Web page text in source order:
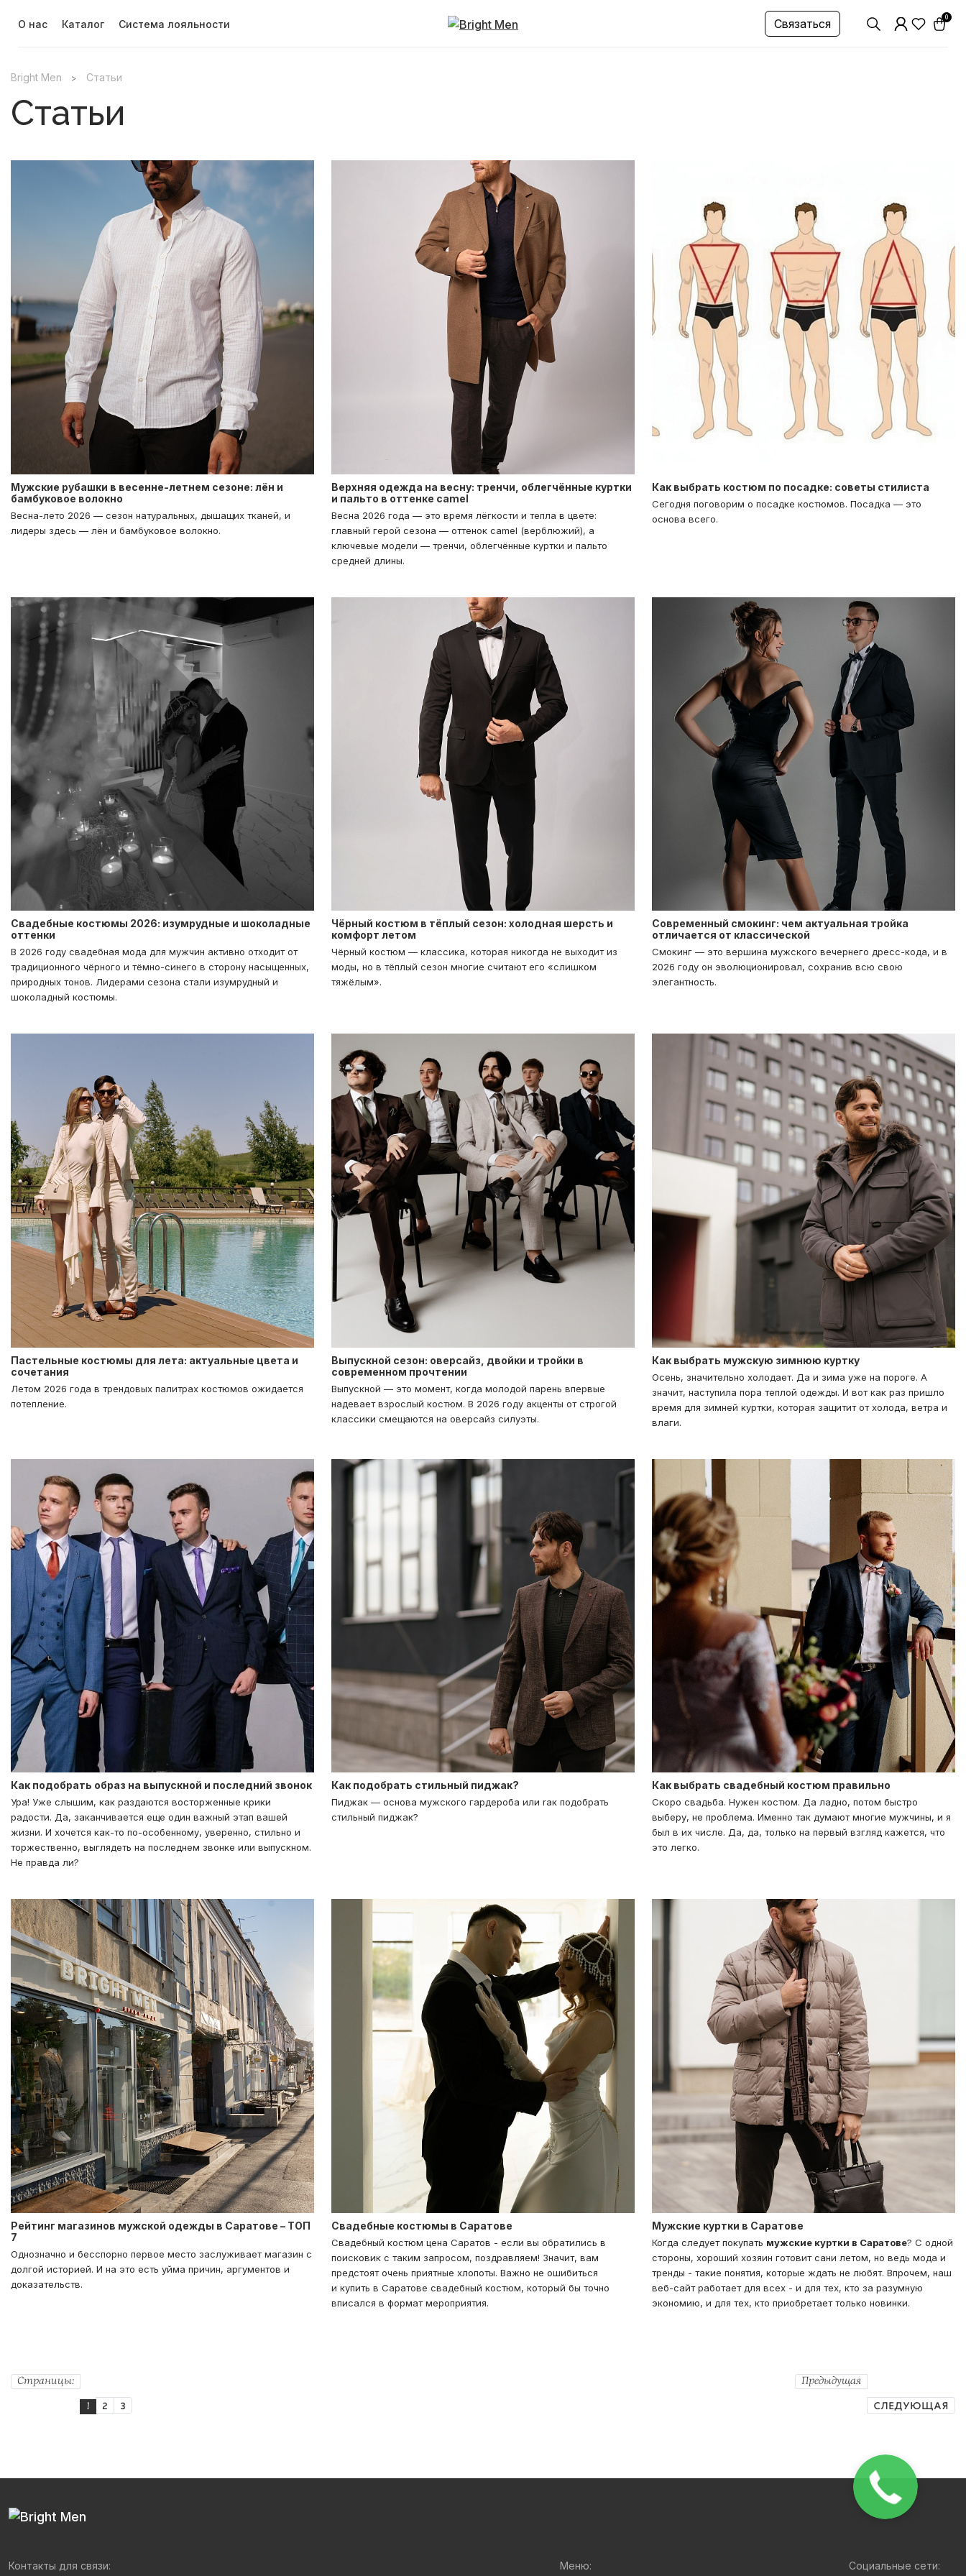
О нас Каталог Система лояльности Связаться 0
Bright Men > Статьи
Статьи
Мужские рубашки в весенне-летнем сезоне: лён и
бамбуковое волокно
Весна-лето 2026 — сезон натуральных, дышащих тканей, и
лидеры здесь — лён и бамбуковое волокно.
Верхняя одежда на весну: тренчи, облегчённые куртки
и пальто в оттенке camel
Весна 2026 года — это время лёгкости и тепла в цвете:
главный герой сезона — оттенок camel (верблюжий), а
ключевые модели — тренчи, облегчённые куртки и пальто
средней длины.
Как выбрать костюм по посадке: советы стилиста
Сегодня поговорим о посадке костюмов. Посадка — это
основа всего.
Свадебные костюмы 2026: изумрудные и шоколадные
оттенки
В 2026 году свадебная мода для мужчин активно отходит от
традиционного чёрного и тёмно-синего в сторону насыщенных,
природных тонов. Лидерами сезона стали изумрудный и
шоколадный костюмы.
Чёрный костюм в тёплый сезон: холодная шерсть и
комфорт летом
Чёрный костюм — классика, которая никогда не выходит из
моды, но в тёплый сезон многие считают его «слишком
тяжёлым».
Современный смокинг: чем актуальная тройка
отличается от классической
Смокинг — это вершина мужского вечернего дресс-кода, и в
2026 году он эволюционировал, сохранив всю свою
элегантность.
Пастельные костюмы для лета: актуальные цвета и
сочетания
Летом 2026 года в трендовых палитрах костюмов ожидается
потепление.
Выпускной сезон: оверсайз, двойки и тройки в
современном прочтении
Выпускной — это момент, когда молодой парень впервые
надевает взрослый костюм. В 2026 году акценты от строгой
классики смещаются на оверсайз силуэты.
Как выбрать мужскую зимнюю куртку
Осень, значительно холодает. Да и зима уже на пороге. А
значит, наступила пора теплой одежды. И вот как раз пришло
время для зимней куртки, которая защитит от холода, ветра и
влаги.
Как подобрать образ на выпускной и последний звонок
Ура! Уже слышим, как раздаются восторженные крики
радости. Да, заканчивается еще один важный этап вашей
жизни. И хочется как-то по-особенному, уверенно, стильно и
торжественно, выглядеть на последнем звонке или выпускном.
Не правда ли?
Как подобрать стильный пиджак?
Пиджак — основа мужского гардероба или rак подобрать
стильный пиджак?
Как выбрать свадебный костюм правильно
Скоро свадьба. Нужен костюм. Да ладно, потом быстро
выберу, не проблема. Именно так думают многие мужчины, и я
был в их числе. Да, да, только на первый взгляд кажется, что
это легко.
Рейтинг магазинов мужской одежды в Саратове – ТОП
7
Однозначно и бесспорно первое место заслуживает магазин с
долгой историей. И на это есть уйма причин, аргументов и
доказательств.
Свадебные костюмы в Саратове
Свадебный костюм цена Саратов - если вы обратились в
поисковик с таким запросом, поздравляем! Значит, вам
предстоят очень приятные хлопоты. Важно не ошибиться
и купить в Саратове свадебный костюм, который бы точно
вписался в формат мероприятия.
Мужские куртки в Саратове
Когда следует покупать мужские куртки в Саратове? С одной
стороны, хороший хозяин готовит сани летом, но ведь мода и
тренды - такие понятия, которые ждать не любят. Впрочем, наш
веб-сайт работает для всех - и для тех, кто за разумную
экономию, и для тех, кто приобретает только новинки.
Страницы:
1 2 3
Предыдущая
СЛЕДУЮЩАЯ
Контакты для связи: Меню: Социальные сети: